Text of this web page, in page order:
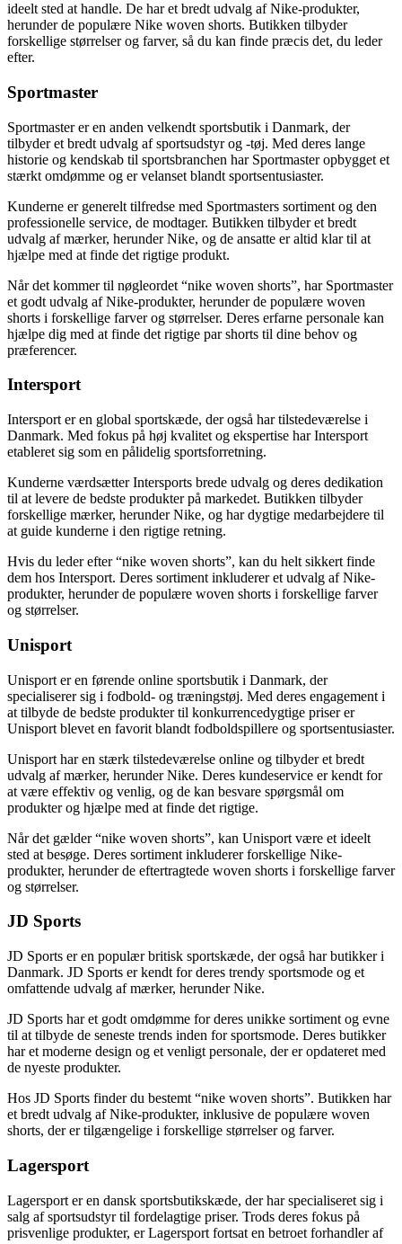
ideelt sted at handle. De har et bredt udvalg af Nike-produkter,
herunder de populære Nike woven shorts. Butikken tilbyder
forskellige størrelser og farver, så du kan finde præcis det, du leder
efter.
Sportmaster
Sportmaster er en anden velkendt sportsbutik i Danmark, der
tilbyder et bredt udvalg af sportsudstyr og -tøj. Med deres lange
historie og kendskab til sportsbranchen har Sportmaster opbygget et
stærkt omdømme og er velanset blandt sportsentusiaster.
Kunderne er generelt tilfredse med Sportmasters sortiment og den
professionelle service, de modtager. Butikken tilbyder et bredt
udvalg af mærker, herunder Nike, og de ansatte er altid klar til at
hjælpe med at finde det rigtige produkt.
Når det kommer til nøgleordet “nike woven shorts”, har Sportmaster
et godt udvalg af Nike-produkter, herunder de populære woven
shorts i forskellige farver og størrelser. Deres erfarne personale kan
hjælpe dig med at finde det rigtige par shorts til dine behov og
præferencer.
Intersport
Intersport er en global sportskæde, der også har tilstedeværelse i
Danmark. Med fokus på høj kvalitet og ekspertise har Intersport
etableret sig som en pålidelig sportsforretning.
Kunderne værdsætter Intersports brede udvalg og deres dedikation
til at levere de bedste produkter på markedet. Butikken tilbyder
forskellige mærker, herunder Nike, og har dygtige medarbejdere til
at guide kunderne i den rigtige retning.
Hvis du leder efter “nike woven shorts”, kan du helt sikkert finde
dem hos Intersport. Deres sortiment inkluderer et udvalg af Nike-
produkter, herunder de populære woven shorts i forskellige farver
og størrelser.
Unisport
Unisport er en førende online sportsbutik i Danmark, der
specialiserer sig i fodbold- og træningstøj. Med deres engagement i
at tilbyde de bedste produkter til konkurrencedygtige priser er
Unisport blevet en favorit blandt fodboldspillere og sportsentusiaster.
Unisport har en stærk tilstedeværelse online og tilbyder et bredt
udvalg af mærker, herunder Nike. Deres kundeservice er kendt for
at være effektiv og venlig, og de kan besvare spørgsmål om
produkter og hjælpe med at finde det rigtige.
Når det gælder “nike woven shorts”, kan Unisport være et ideelt
sted at besøge. Deres sortiment inkluderer forskellige Nike-
produkter, herunder de eftertragtede woven shorts i forskellige farver
og størrelser.
JD Sports
JD Sports er en populær britisk sportskæde, der også har butikker i
Danmark. JD Sports er kendt for deres trendy sportsmode og et
omfattende udvalg af mærker, herunder Nike.
JD Sports har et godt omdømme for deres unikke sortiment og evne
til at tilbyde de seneste trends inden for sportsmode. Deres butikker
har et moderne design og et venligt personale, der er opdateret med
de nyeste produkter.
Hos JD Sports finder du bestemt “nike woven shorts”. Butikken har
et bredt udvalg af Nike-produkter, inklusive de populære woven
shorts, der er tilgængelige i forskellige størrelser og farver.
Lagersport
Lagersport er en dansk sportsbutikskæde, der har specialiseret sig i
salg af sportsudstyr til fordelagtige priser. Trods deres fokus på
prisvenlige produkter, er Lagersport fortsat en betroet forhandler af